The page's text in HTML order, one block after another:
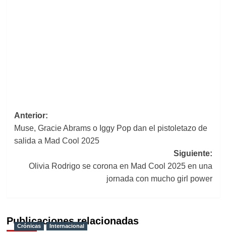
Navegación
de
Anterior:
Muse, Gracie Abrams o Iggy Pop dan el pistoletazo de
salida a Mad Cool 2025
Siguiente:
Olivia Rodrigo se corona en Mad Cool 2025 en una
jornada con mucho girl power
Publicaciones relacionadas
Crónicas Internacional